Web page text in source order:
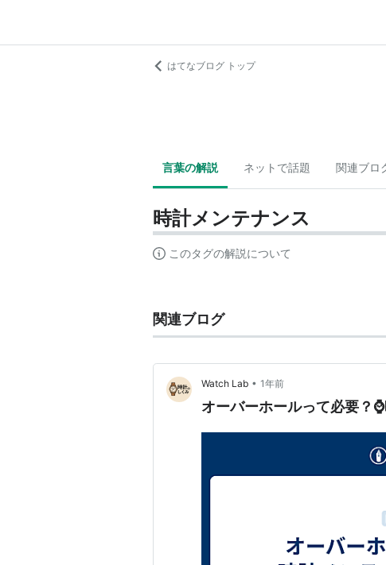
はてなブログ トップ
言葉の解説 ネットで話題 関連ブロ
時計メンテナンス
このタグの解説について
関連ブログ
Watch Lab • 1年前
オーバーホールって必要？